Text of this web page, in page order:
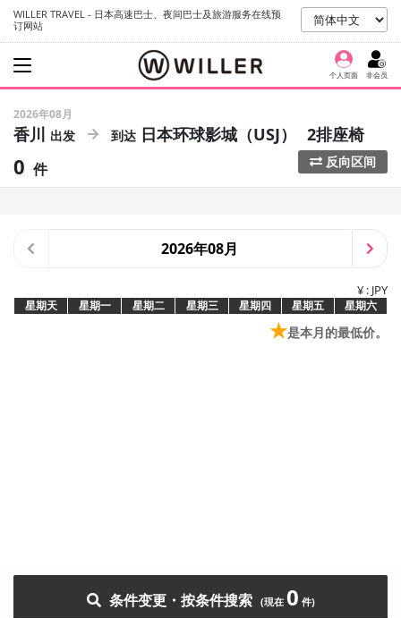
WILLER TRAVEL - 日本高速巴士、夜间巴士及旅游服务在线预
订网站
个人页面 非会员
2026年08月
香川 日本环球影城（USJ） 2排座椅
0 件 反向区间
2026年08月
¥ : JPY
星期天 星期一 星期二 星期三 星期四 星期五 星期六
★是本月的最低价。
条件变更・按条件搜索 0